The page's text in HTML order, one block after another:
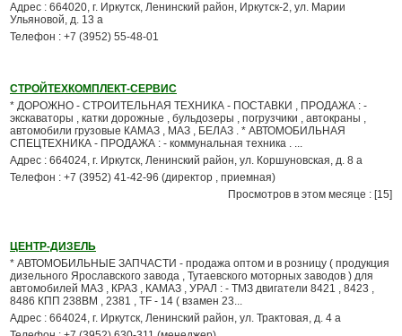
Адрес : 664020, г. Иркутск, Ленинский район, Иркутск-2, ул. Марии
Ульяновой, д. 13 а
Телефон : +7 (3952) 55-48-01
СТРОЙТЕХКОМПЛЕКТ-СЕРВИС
* ДОРОЖНО - СТРОИТЕЛЬНАЯ ТЕХНИКА - ПОСТАВКИ , ПРОДАЖА : -
экскаваторы , катки дорожные , бульдозеры , погрузчики , автокраны ,
автомобили грузовые КАМАЗ , МАЗ , БЕЛАЗ . * АВТОМОБИЛЬНАЯ
СПЕЦТЕХНИКА - ПРОДАЖА : - коммунальная техника . ...
Адрес : 664024, г. Иркутск, Ленинский район, ул. Коршуновская, д. 8 а
Телефон : +7 (3952) 41-42-96 (директор , приемная)
Просмотров в этом месяце : [15]
ЦЕНТР-ДИЗЕЛЬ
* АВТОМОБИЛЬНЫЕ ЗАПЧАСТИ - продажа оптом и в розницу ( продукция
дизельного Ярославского завода , Тутаевского моторных заводов ) для
автомобилей МАЗ , КРАЗ , КАМАЗ , УРАЛ : - ТМЗ двигатели 8421 , 8423 ,
8486 КПП 238ВМ , 2381 , TF - 14 ( взамен 23...
Адрес : 664024, г. Иркутск, Ленинский район, ул. Трактовая, д. 4 а